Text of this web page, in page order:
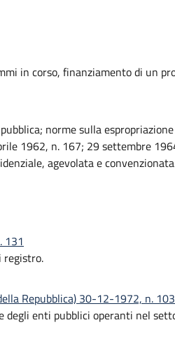
in corso, finanziamento di un
norme sulla
1962, n. 167; 29 settembre
agevolata e
131
registro.
Repubblica) 30-12-1972, n.
enti pubblici operanti nel